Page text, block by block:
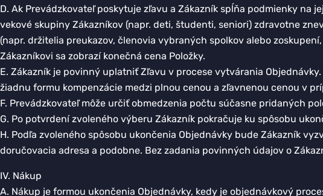
D. Ak Prevádzkovateľ poskytuje zľavu a Zákazník spĺňa podmienky
vekové skupiny Zákazníkov (napr. deti, študenti, seniori) zdravotne
(napr. držitelia preukazov, členovia vybraných spolkov alebo
Zákazníkovi sa zobrazí konečná cena Položky.
E. Zákazník je povinný uplatniť Zľavu v procese vytvárania
žiadnu formu kompenzácie medzi plnou cenou a zľavnenou cenou v
F. Prevádzkovateľ môže určiť obmedzenia počtu súčasne pridaných
G. Po potvrdení zvoleného výberu Zákazník pokračuje ku spôsobu
H. Podľa zvoleného spôsobu ukončenia Objednávky bude Zákazník
doručovacia adresa a podobne. Bez zadania povinných údajov o
IV. Nákup
A. Nákup je formou ukončenia Objednávky, kedy je objednávkový